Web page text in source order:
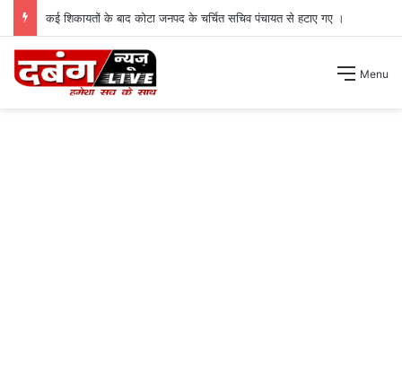
कई शिकायतों के बाद कोटा जनपद के चर्चित सचिव पंचायत से हटाए गए ।
Menu